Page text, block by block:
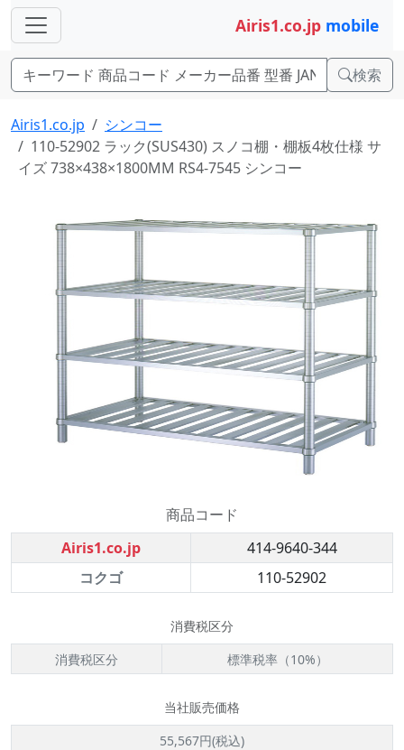
Airis1.co.jp mobile
検索
Airis1.co.jp
シンコー
110-52902 ラック(SUS430) スノコ棚・棚板4枚仕様 サ
イズ 738×438×1800MM RS4-7545 シンコー
商品コード
Airis1.co.jp
414-9640-344
コクゴ
110-52902
消費税区分
消費税区分
標準税率（10%）
当社販売価格
55,567円(税込)